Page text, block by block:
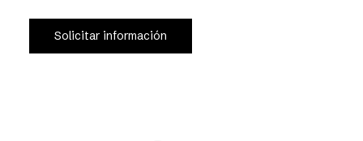
Solicitar información